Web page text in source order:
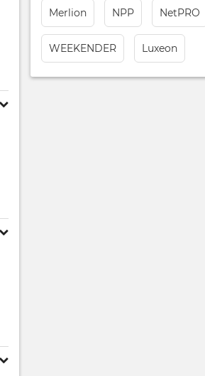
Merlion NPP NetPRO
WEEKENDER Luxeon